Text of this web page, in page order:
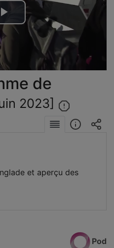
Lire
la
vidéo
de
2023]
et aperçu des
Pod